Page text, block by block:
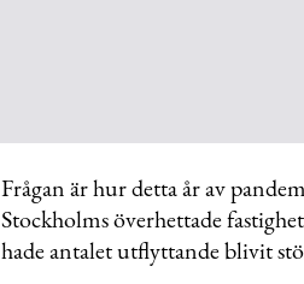
Frågan är hur detta år av
Stockholms överhettade
hade antalet utflyttande blivit